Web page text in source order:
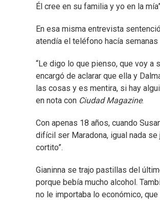
Él cree en su familia y yo en la
En esa misma entrevista
atendía el teléfono hacía
“Le digo lo que pienso, que voy a
encargó de aclarar que ella y
las cosas y es mentira, si hay
en nota con Ciudad Magazine.
Con apenas 18 años, cuando
difícil ser Maradona, igual nada se
cortito”.
Gianinna se trajo pastillas del
porque bebía mucho alcohol.
no le importaba lo económico,